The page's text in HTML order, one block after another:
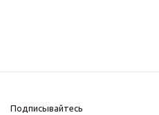
Подписывайтесь